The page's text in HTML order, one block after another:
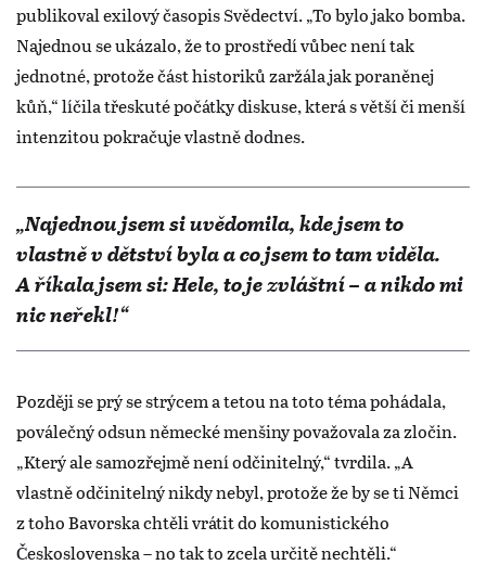
publikoval exilový časopis Svědectví. „To bylo jako bomba.
Najednou se ukázalo, že to prostředí vůbec není tak
jednotné, protože část historiků zaržála jak poraněnej
kůň,“ líčila třeskuté počátky diskuse, která s větší či menší
intenzitou pokračuje vlastně dodnes.
„Najednou jsem si uvědomila, kde jsem to
vlastně v dětství byla a co jsem to tam viděla.
A říkala jsem si: Hele, to je zvláštní – a nikdo mi
nic neřekl!“
Později se prý se strýcem a tetou na toto téma pohádala,
poválečný odsun německé menšiny považovala za zločin.
„Který ale samozřejmě není odčinitelný,“ tvrdila. „A
vlastně odčinitelný nikdy nebyl, protože že by se ti Němci
z toho Bavorska chtěli vrátit do komunistického
Československa – no tak to zcela určitě nechtěli.“